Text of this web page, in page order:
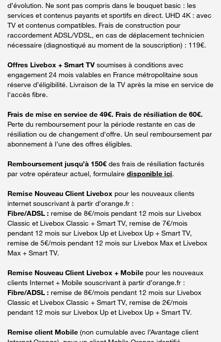
d’évolution. Ne sont pas compris dans le bouquet basic : les
services et contenus payants et sportifs en direct. UHD 4K : avec
TV et contenus compatibles. Frais de construction pour
raccordement ADSL/VDSL, en cas de déplacement technicien
nécessaire (diagnostiqué au moment de la souscription) : 119€.
Offres Livebox + Smart TV soumises à conditions avec
engagement 24 mois valables en France métropolitaine sous
réserve d’éligibilité. Livraison de la TV après la mise en service de
l'accès fibre.
Frais de mise en service de 49€. Frais de résiliation de 60€.
Perte du remboursement pour la période restante en cas de
résiliation ou de changement d'offre. Un seul remboursement par
abonnement à l’une des offres éligibles.
Remboursement jusqu’à 150€ des frais de résiliation facturés
par votre opérateur actuel, formulaire disponible ici.
Remise Nouveau Client Livebox pour les nouveaux clients
internet souscrivant à partir d’orange.fr :
Fibre/ADSL : remise de 8€/mois pendant 12 mois sur Livebox
Classic et Livebox Classic + Smart TV, remise de 7€/mois
pendant 12 mois sur Livebox Up et Livebox Up + Smart TV,
remise de 5€/mois pendant 12 mois sur Livebox Max et Livebox
Max + Smart TV.
Remise Nouveau Client Livebox + Mobile pour les nouveaux
clients Internet + Mobile souscrivant à partir d’orange.fr :
Fibre/ADSL : remise de 8€/mois pendant 12 mois sur Livebox
Classic et Livebox Classic + Smart TV, remise de 2€/mois
pendant 12 mois sur Livebox Up et Livebox Up + Smart TV.
Remise client Mobile (non cumulable avec l’Avantage client